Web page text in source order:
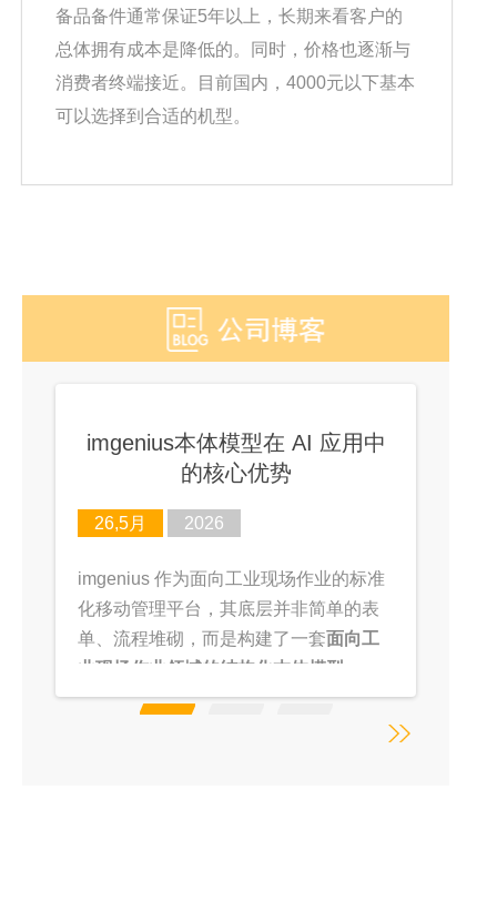
备品备件通常保证5年以上，长期来看客户的
总体拥有成本是降低的。同时，价格也逐渐与
消费者终端接近。目前国内，4000元以下基本
可以选择到合适的机型。
imgenius本体模型在 AI 应用中
的核心优势
26,5月 2026
imgenius 作为面向工业现场作业的标准
化移动管理平台，其底层并非简单的表
单、流程堆砌，而是构建了一套面向工
业现场作业领域的结构化本体模型
（Ontology Model）。
半导体厂务智能运维大模型：模
数共振重构芯片厂运维新范式
19,5月 2026
半导体厂务是芯片生产的 “生命线”，传
统运维长期面临 数据孤岛、依赖人工、
故障响应慢、专业门槛高等难题。通用
大模型在工业场景水土不服，数据准备
成本高、落地周期长。我们依托成熟底
无纸化QC质量检验
29,5月 2019
最近，有机会去国内某家电行业龙头参
观，注意到现场质量检验的一些细节，
在此进行一些探讨。